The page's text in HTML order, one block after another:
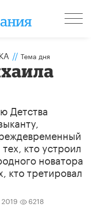
// Тема дня
Детства
кто устроил
новатора
кто третировал
6218